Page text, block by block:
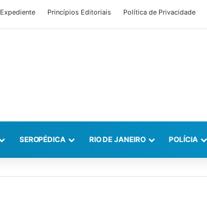
Expediente Princípios Editoriais Política de Privacidade
SEROPÉDICA RIO DE JANEIRO POLÍCIA